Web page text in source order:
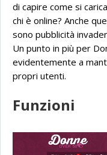
di capire come si
chi è online? Anche
sono pubblicità
Un punto in più per
evidentemente a
propri utenti.
Funzioni